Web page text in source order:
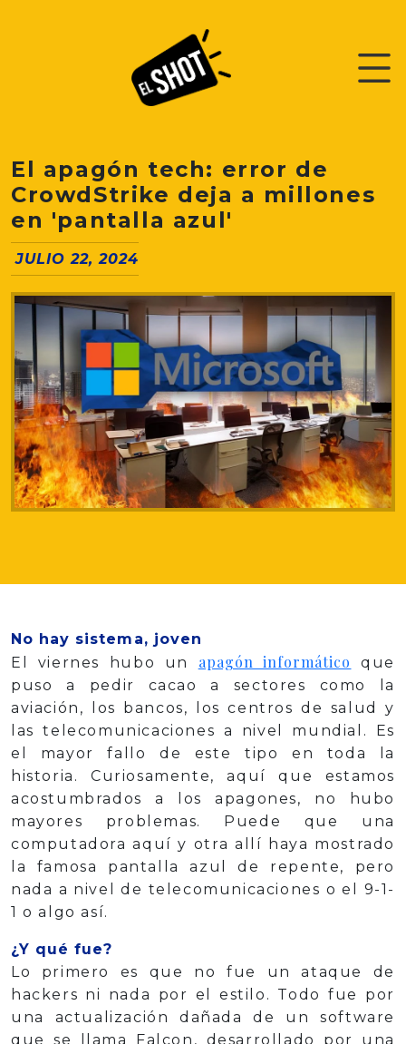
El apagón tech: error de
CrowdStrike deja a millones
en 'pantalla azul'
JULIO 22, 2024
No hay sistema, joven
El viernes hubo un apagón informático
que
puso a pedir cacao a sectores como la
aviación, los bancos, los centros de salud y
las telecomunicaciones a nivel mundial. Es
el mayor fallo de este tipo en toda la
historia. Curiosamente, aquí que estamos
acostumbrados a los apagones, no hubo
mayores problemas. Puede que una
computadora aquí y otra allí haya mostrado
la famosa pantalla azul de repente, pero
nada a nivel de telecomunicaciones o el 9-1-
1 o algo así.
¿Y qué fue?
Lo primero es que no fue un ataque de
hackers ni nada por el estilo. Todo fue por
una actualización dañada de un software
que se llama Falcon, desarrollado por una